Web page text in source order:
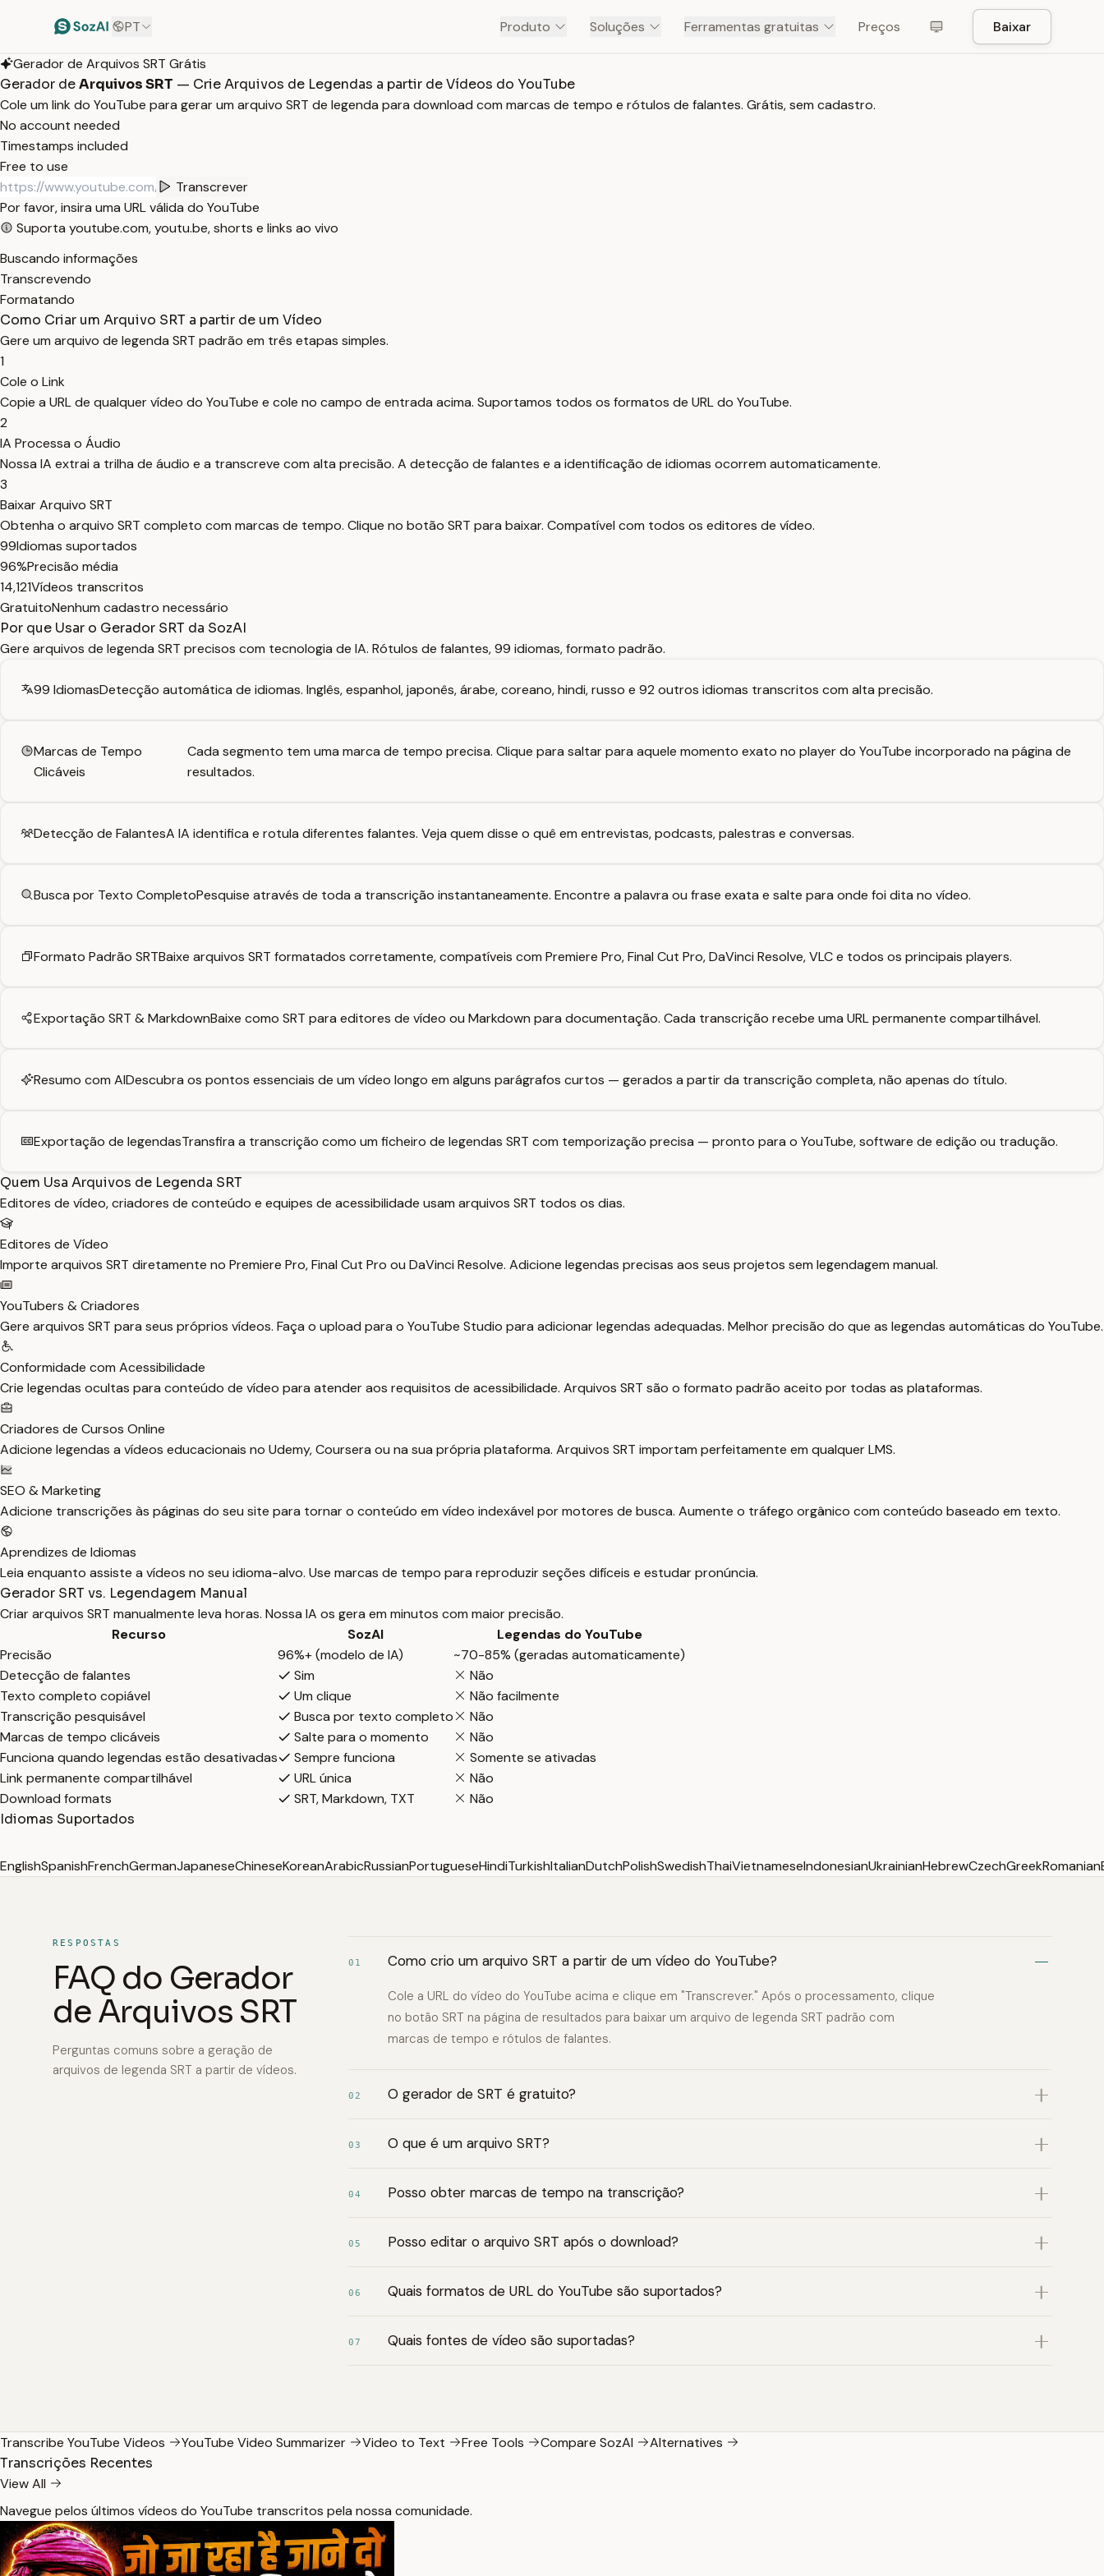
PT Produto Soluções Ferramentas gratuitas Preços Baixar
Gerador de Arquivos SRT Grátis
Gerador deArquivos SRT — Crie Arquivos de Legendas a partir de Vídeos do YouTube
Cole um link do YouTube para gerar um arquivo SRT de legenda para download com marcas de tempo e rótulos de falantes. Grátis, sem cadastro.
No account needed
Timestamps included
Free to use
Transcrever
Por favor, insira uma URL válida do YouTube
Suporta youtube.com, youtu.be, shorts e links ao vivo
Buscando informações
Transcrevendo
Formatando
Como Criar um Arquivo SRT a partir de um Vídeo
Gere um arquivo de legenda SRT padrão em três etapas simples.
1
Cole o Link
Copie a URL de qualquer vídeo do YouTube e cole no campo de entrada acima. Suportamos todos os formatos de URL do YouTube.
2
IA Processa o Áudio
Nossa IA extrai a trilha de áudio e a transcreve com alta precisão. A detecção de falantes e a identificação de idiomas ocorrem automaticamente.
3
Baixar Arquivo SRT
Obtenha o arquivo SRT completo com marcas de tempo. Clique no botão SRT para baixar. Compatível com todos os editores de vídeo.
99Idiomas suportados
96%Precisão média
14,121Vídeos transcritos
GratuitoNenhum cadastro necessário
Por que Usar o Gerador SRT da SozAI
Gere arquivos de legenda SRT precisos com tecnologia de IA. Rótulos de falantes, 99 idiomas, formato padrão.
99 IdiomasDetecção automática de idiomas. Inglês, espanhol, japonês, árabe, coreano, hindi, russo e 92 outros idiomas transcritos com alta precisão.
Marcas de Tempo
Clicáveis
Cada segmento tem uma marca de tempo precisa. Clique para saltar para aquele momento exato no player do YouTube incorporado na página de
resultados.
Detecção de FalantesA IA identifica e rotula diferentes falantes. Veja quem disse o quê em entrevistas, podcasts, palestras e conversas.
Busca por Texto CompletoPesquise através de toda a transcrição instantaneamente. Encontre a palavra ou frase exata e salte para onde foi dita no vídeo.
Formato Padrão SRTBaixe arquivos SRT formatados corretamente, compatíveis com Premiere Pro, Final Cut Pro, DaVinci Resolve, VLC e todos os principais players.
Exportação SRT & MarkdownBaixe como SRT para editores de vídeo ou Markdown para documentação. Cada transcrição recebe uma URL permanente compartilhável.
Resumo com AIDescubra os pontos essenciais de um vídeo longo em alguns parágrafos curtos — gerados a partir da transcrição completa, não apenas do título.
Exportação de legendasTransfira a transcrição como um ficheiro de legendas SRT com temporização precisa — pronto para o YouTube, software de edição ou tradução.
Quem Usa Arquivos de Legenda SRT
Editores de vídeo, criadores de conteúdo e equipes de acessibilidade usam arquivos SRT todos os dias.
Editores de Vídeo
Importe arquivos SRT diretamente no Premiere Pro, Final Cut Pro ou DaVinci Resolve. Adicione legendas precisas aos seus projetos sem legendagem manual.
YouTubers & Criadores
Gere arquivos SRT para seus próprios vídeos. Faça o upload para o YouTube Studio para adicionar legendas adequadas. Melhor precisão do que as legendas automáticas do YouTube.
Conformidade com Acessibilidade
Crie legendas ocultas para conteúdo de vídeo para atender aos requisitos de acessibilidade. Arquivos SRT são o formato padrão aceito por todas as plataformas.
Criadores de Cursos Online
Adicione legendas a vídeos educacionais no Udemy, Coursera ou na sua própria plataforma. Arquivos SRT importam perfeitamente em qualquer LMS.
SEO & Marketing
Adicione transcrições às páginas do seu site para tornar o conteúdo em vídeo indexável por motores de busca. Aumente o tráfego orgânico com conteúdo baseado em texto.
Aprendizes de Idiomas
Leia enquanto assiste a vídeos no seu idioma-alvo. Use marcas de tempo para reproduzir seções difíceis e estudar pronúncia.
Gerador SRT vs. Legendagem Manual
Criar arquivos SRT manualmente leva horas. Nossa IA os gera em minutos com maior precisão.
Recurso
SozAI
Legendas do YouTube
Precisão
96%+ (modelo de IA)
~70-85% (geradas automaticamente)
Detecção de falantes
Sim
Não
Texto completo copiável
Um clique
Não facilmente
Transcrição pesquisável
Busca por texto completo
Não
Marcas de tempo clicáveis
Salte para o momento
Não
Funciona quando legendas estão desativadas
Sempre funciona
Somente se ativadas
Link permanente compartilhável
URL única
Não
Download formats
SRT, Markdown, TXT
Não
Idiomas Suportados
EnglishSpanishFrenchGermanJapaneseChineseKoreanArabicRussianPortugueseHindiTurkishItalianDutchPolishSwedishThaiVietnameseIndonesianUkrainianHebrewCzechGreekRomanian
RESPOSTAS
FAQ do Gerador
de Arquivos SRT
Perguntas comuns sobre a geração de
arquivos de legenda SRT a partir de vídeos.
01 Como crio um arquivo SRT a partir de um vídeo do YouTube?
Cole a URL do vídeo do YouTube acima e clique em "Transcrever." Após o processamento, clique
no botão SRT na página de resultados para baixar um arquivo de legenda SRT padrão com
marcas de tempo e rótulos de falantes.
02 O gerador de SRT é gratuito?
03 O que é um arquivo SRT?
04 Posso obter marcas de tempo na transcrição?
05 Posso editar o arquivo SRT após o download?
06 Quais formatos de URL do YouTube são suportados?
07 Quais fontes de vídeo são suportadas?
Transcribe YouTube Videos YouTube Video Summarizer Video to Text Free Tools Compare SozAI
Alternatives
Transcrições Recentes
View All
Navegue pelos últimos vídeos do YouTube transcritos pela nossa comunidade.